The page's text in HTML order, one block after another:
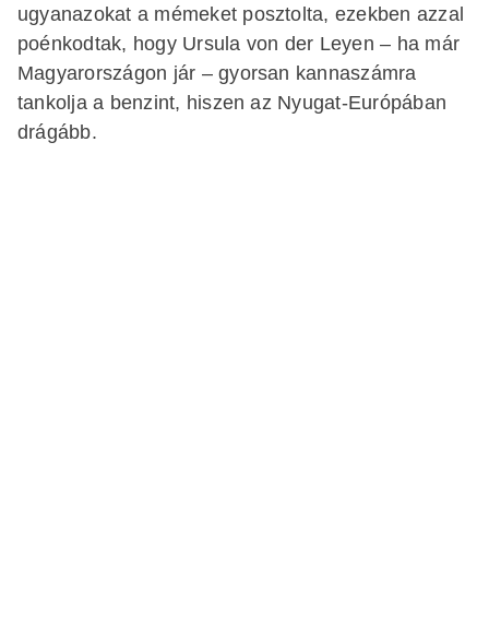
ugyanazokat a mémeket posztolta, ezekben azzal
poénkodtak, hogy Ursula von der Leyen – ha már
Magyarországon jár – gyorsan kannaszámra
tankolja a benzint, hiszen az Nyugat-Európában
drágább.